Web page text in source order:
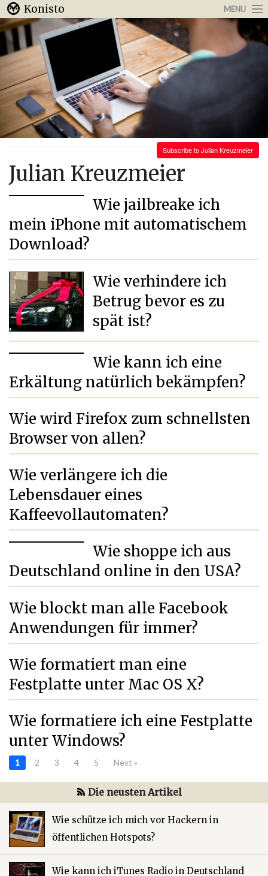
Konisto MENU
Arbeit & Karriere
Internet
Urlaub & Reisen
Subscribe to Julian Kreuzmeier
Julian Kreuzmeier
Wie jailbreake ich
mein iPhone mit automatischem
Download?
Wie verhindere ich
Betrug bevor es zu
spät ist?
Wie kann ich eine
Erkältung natürlich bekämpfen?
Wie wird Firefox zum schnellsten
Browser von allen?
Wie verlängere ich die
Lebensdauer eines
Kaffeevollautomaten?
Wie shoppe ich aus
Deutschland online in den USA?
Wie blockt man alle Facebook
Anwendungen für immer?
Wie formatiert man eine
Festplatte unter Mac OS X?
Wie formatiere ich eine Festplatte
unter Windows?
1 2 3 4 5 Next »
Die neusten Artikel
Wie schütze ich mich vor Hackern in
öffentlichen Hotspots?
Wie kann ich iTunes Radio in Deutschland